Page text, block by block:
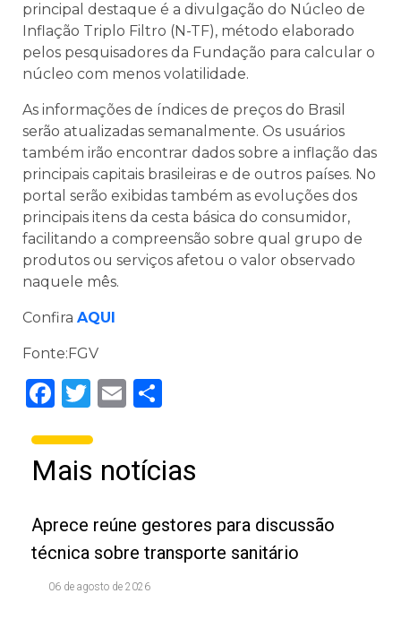
principal destaque é a divulgação do Núcleo de
Inflação Triplo Filtro (N-TF), método elaborado
pelos pesquisadores da Fundação para calcular o
núcleo com menos volatilidade.
As informações de índices de preços do Brasil
serão atualizadas semanalmente. Os usuários
também irão encontrar dados sobre a inflação das
principais capitais brasileiras e de outros países. No
portal serão exibidas também as evoluções dos
principais itens da cesta básica do consumidor,
facilitando a compreensão sobre qual grupo de
produtos ou serviços afetou o valor observado
naquele mês.
Confira AQUI
Fonte:FGV
Facebook
Twitter
Email
Mais notícias
Aprece reúne gestores para discussão
técnica sobre transporte sanitário
06 de agosto de 2026